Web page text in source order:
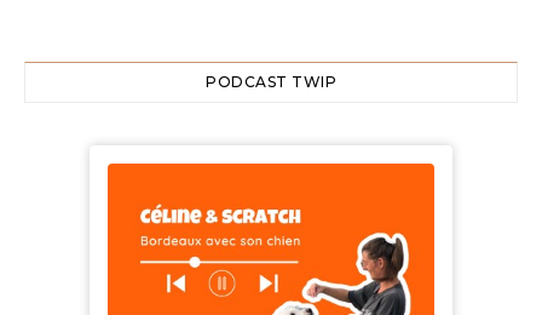
PODCAST TWIP